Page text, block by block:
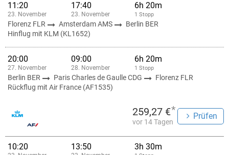
11:20
23. November
17:40
23. November
6h 20m
1 Stopp
Florenz FLR Amsterdam AMS
Berlin BER
Hinflug mit KLM (KL1652)
20:00
27. November
09:00
28. November
6h 20m
1 Stopp
Berlin BER Paris Charles de Gaulle CDG
Florenz FLR
Rückflug mit Air France (AF1535)
259,27 €*
vor 14 Tagen
Prüfen
10:20 13:50 3h 30m